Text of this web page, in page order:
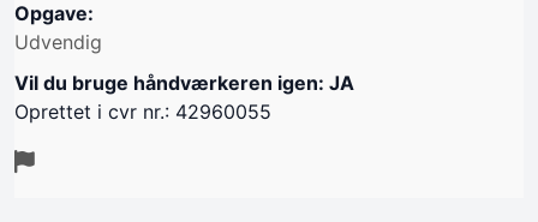
Opgave:
Udvendig
Vil du bruge håndværkeren igen: JA
Oprettet i cvr nr.: 42960055